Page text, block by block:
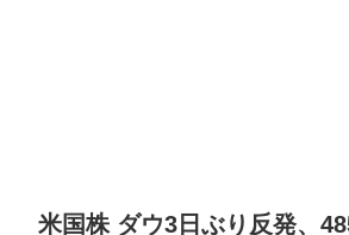
米国株 ダウ3日ぶり反発、